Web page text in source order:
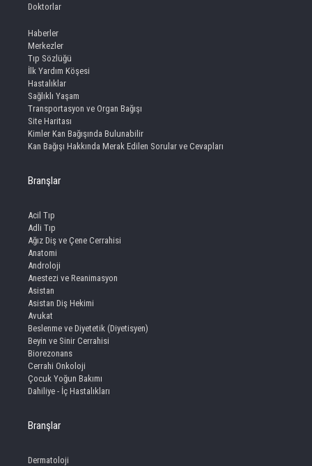
Doktorlar
Haberler
Merkezler
Tıp Sözlüğü
İlk Yardım Köşesi
Hastalıklar
Sağlıklı Yaşam
Transportasyon ve Organ Bağışı
Site Haritası
Kimler Kan Bağışında Bulunabilir
Kan Bağışı Hakkında Merak Edilen Sorular ve Cevapları
Branşlar
Acil Tıp
Adli Tıp
Ağız Diş ve Çene Cerrahisi
Anatomi
Androloji
Anestezi ve Reanimasyon
Asistan
Asistan Diş Hekimi
Avukat
Beslenme ve Diyetetik (Diyetisyen)
Beyin ve Sinir Cerrahisi
Biorezonans
Cerrahi Onkoloji
Çocuk Yoğun Bakımı
Dahiliye - İç Hastalıkları
Branşlar
Dermatoloji